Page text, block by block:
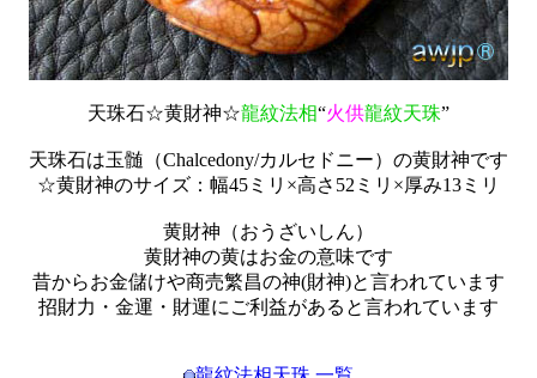
天珠石☆黄財神☆龍紋法相“火供龍紋天珠”
天珠石は玉髄（Chalcedony/カルセドニー）の黄財神です
☆黄財神のサイズ：幅45ミリ×高さ52ミリ×厚み13ミリ
黄財神（おうざいしん）
黄財神の黄はお金の意味です
昔からお金儲けや商売繁昌の神(財神)と言われています
招財力・金運・財運にご利益があると言われています